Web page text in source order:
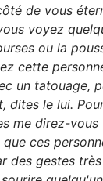
de vous
voyez
ou la
cette
un tatouage,
dites le lui.
me direz-vous
ces
des gestes